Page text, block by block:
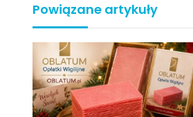
Powiązane artykuły